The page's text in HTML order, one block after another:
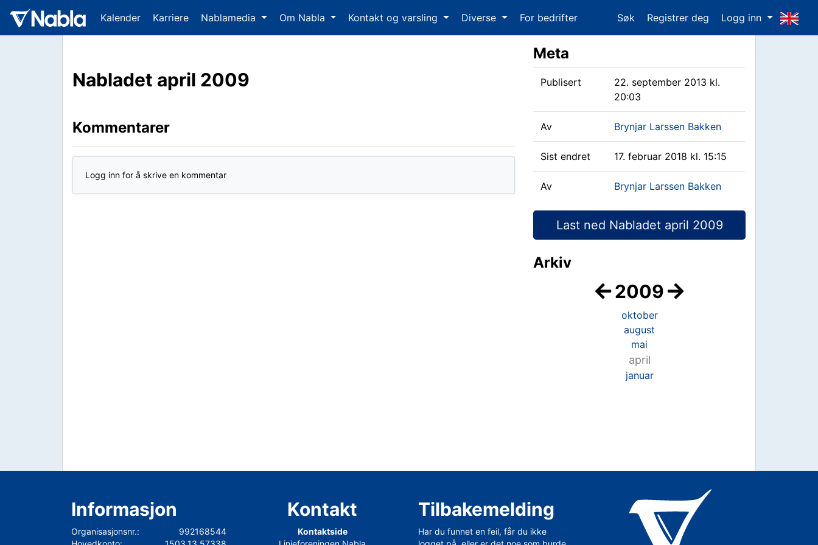
Kalender Karriere Nablamedia Om Nabla Kontakt og varsling Diverse For bedrifter Søk Registrer deg Logg inn
Nabladet april 2009
Kommentarer
Logg inn for å skrive en kommentar
Meta
Publisert
22. september 2013 kl.
20:03
Av Brynjar Larssen Bakken
Sist endret 17. februar 2018 kl. 15:15
Av Brynjar Larssen Bakken
Last ned Nabladet april 2009
Arkiv
2009
oktober
august
mai
april
januar
Informasjon
Organisasjonsnr.:
992168544
Kontakt
Kontaktside
Tilbakemelding
Har du funnet en feil, får du ikke